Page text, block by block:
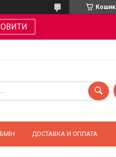
Кошик
ДОСТАВКА И ОПЛАТА